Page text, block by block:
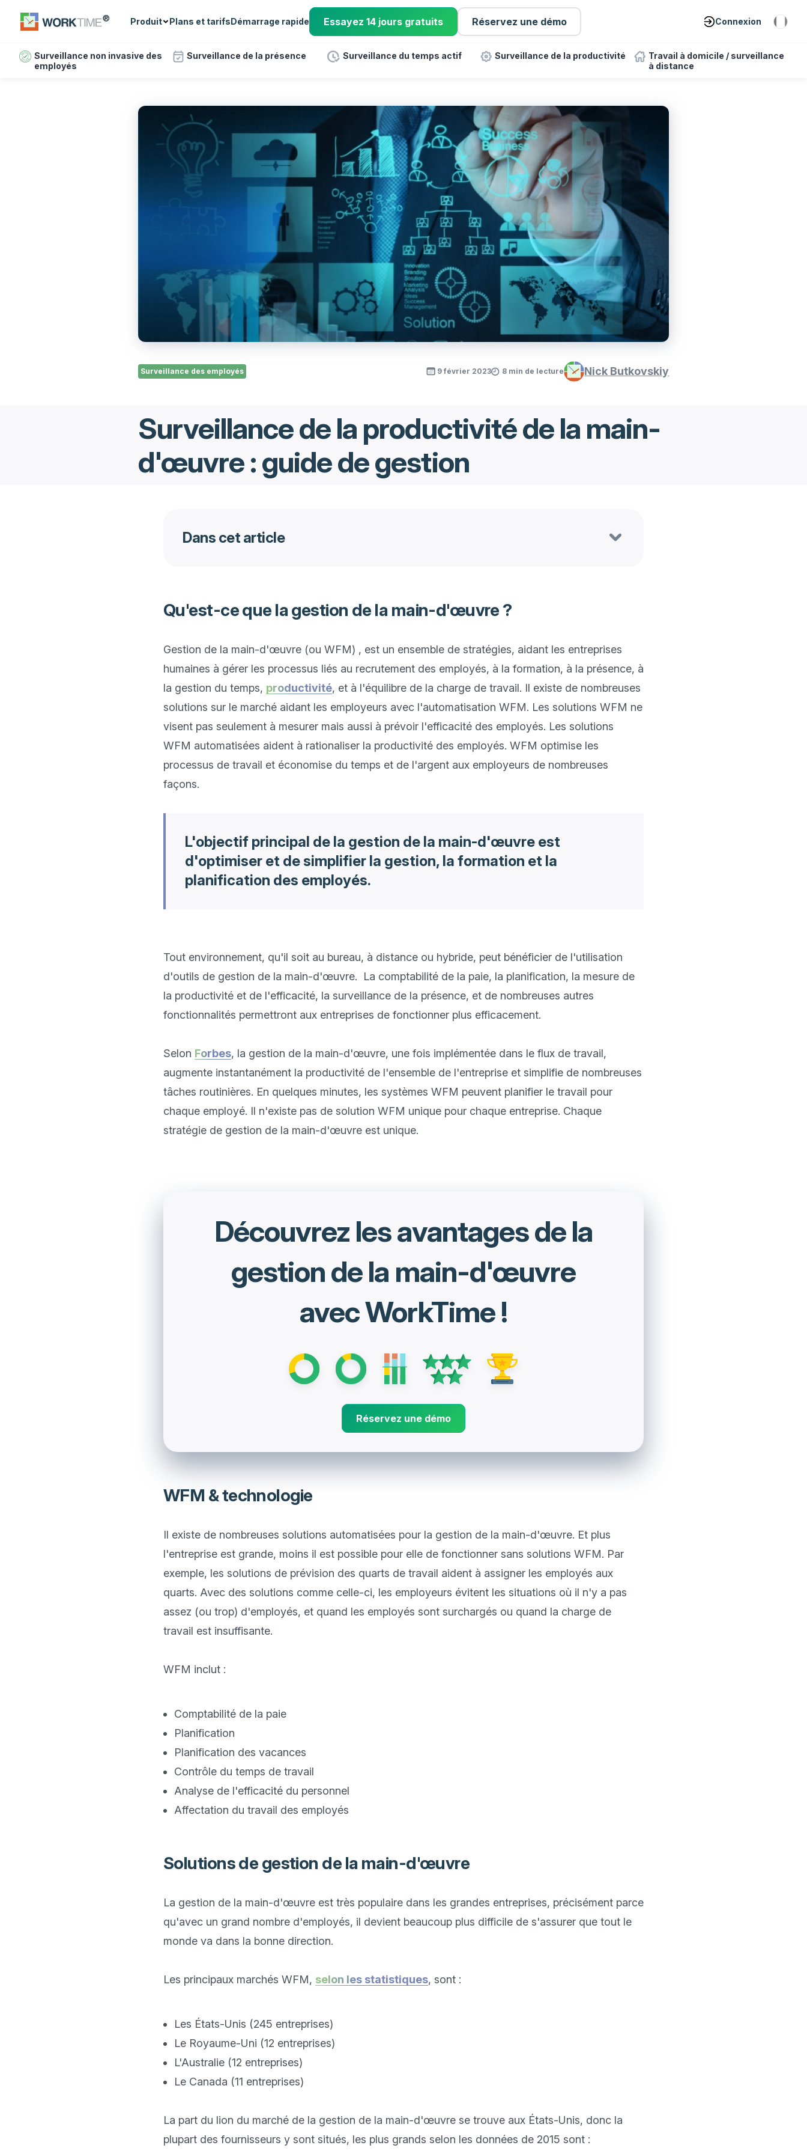
Produit Plans et tarifsDémarrage rapide Essayez 14 jours gratuits Réservez une démo Connexion
Surveillance non invasive des
employés
Surveillance de la présence Surveillance du temps actif Surveillance de la productivité
Travail à domicile / surveillance
à distance
Surveillance des employés 9 février 2023 8 min de lecture Nick Butkovskiy
Surveillance de la productivité de la main-
d'œuvre : guide de gestion
Dans cet article
Qu'est-ce que la gestion de la main-d'œuvre ?
Gestion de la main-d'œuvre (ou WFM) , est un ensemble de stratégies, aidant les entreprises
humaines à gérer les processus liés au recrutement des employés, à la formation, à la présence, à
la gestion du temps, productivité, et à l'équilibre de la charge de travail. Il existe de nombreuses
solutions sur le marché aidant les employeurs avec l'automatisation WFM. Les solutions WFM ne
visent pas seulement à mesurer mais aussi à prévoir l'efficacité des employés. Les solutions
WFM automatisées aident à rationaliser la productivité des employés. WFM optimise les
processus de travail et économise du temps et de l'argent aux employeurs de nombreuses
L'objectif principal de la gestion de la main-d'œuvre est
d'optimiser et de simplifier la gestion, la formation et la
planification des employés.
Tout environnement, qu'il soit au bureau, à distance ou hybride, peut bénéficier de l'utilisation
d'outils de gestion de la main-d'œuvre.  La comptabilité de la paie, la planification, la mesure de
la productivité et de l'efficacité, la surveillance de la présence, et de nombreuses autres
fonctionnalités permettront aux entreprises de fonctionner plus efficacement.
Selon Forbes, la gestion de la main-d'œuvre, une fois implémentée dans le flux de travail,
augmente instantanément la productivité de l'ensemble de l'entreprise et simplifie de nombreuses
tâches routinières. En quelques minutes, les systèmes WFM peuvent planifier le travail pour
chaque employé. Il n'existe pas de solution WFM unique pour chaque entreprise. Chaque
Découvrez les avantages de la
gestion de la main-d'œuvre
avec WorkTime !
Réservez une démo
WFM & technologie
Il existe de nombreuses solutions automatisées pour la gestion de la main-d'œuvre. Et plus
l'entreprise est grande, moins il est possible pour elle de fonctionner sans solutions WFM. Par
exemple, les solutions de prévision des quarts de travail aident à assigner les employés aux
quarts. Avec des solutions comme celle-ci, les employeurs évitent les situations où il n'y a pas
assez (ou trop) d'employés, et quand les employés sont surchargés ou quand la charge de
travail est insuffisante.
WFM inclut :
Comptabilité de la paie
Planification
Planification des vacances
Contrôle du temps de travail
Analyse de l'efficacité du personnel
Affectation du travail des employés
Solutions de gestion de la main-d'œuvre
La gestion de la main-d'œuvre est très populaire dans les grandes entreprises, précisément parce
qu'avec un grand nombre d'employés, il devient beaucoup plus difficile de s'assurer que tout le
monde va dans la bonne direction.
Les principaux marchés WFM, selon les statistiques, sont :
Les États-Unis (245 entreprises)
Le Royaume-Uni (12 entreprises)
L'Australie (12 entreprises)
Le Canada (11 entreprises)
La part du lion du marché de la gestion de la main-d'œuvre se trouve aux États-Unis, donc la
plupart des fournisseurs y sont situés, les plus grands selon les données de 2015 sont :